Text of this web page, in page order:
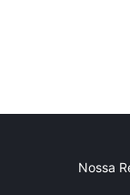
Nossa